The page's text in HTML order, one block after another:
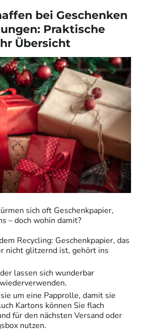
bei Geschenken
Praktische
Übersicht
sich oft Geschenkpapier,
– doch wohin damit?
Recycling: Geschenkpapier, das
nicht glitzernd ist, gehört ins
lassen sich wunderbar
um eine Papprolle, damit sie
Kartons können Sie flach
für den nächsten Versand oder
nutzen.